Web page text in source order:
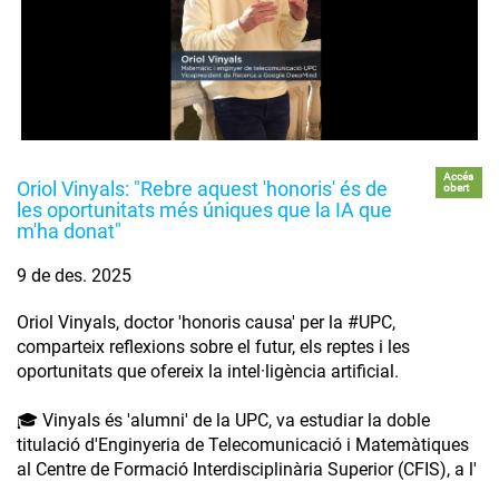
Oriol Vinyals: "Rebre aquest 'honoris' és de
les oportunitats més úniques que la IA que
m'ha donat"
Accés
obert
9 de des. 2025
Oriol Vinyals, doctor 'honoris causa' per la #UPC,
comparteix reflexions sobre el futur, els reptes i les
oportunitats que ofereix la intel·ligència artificial.
🎓 Vinyals és 'alumni' de la UPC, va estudiar la doble
titulació d'Enginyeria de Telecomunicació i Matemàtiques
al Centre de Formació Interdisciplinària Superior (CFIS), a l'